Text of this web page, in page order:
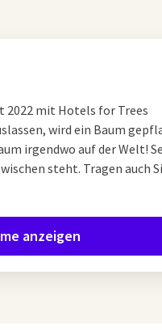
2022 mit Hotels for Trees
wird ein Baum
irgendwo auf der Welt!
steht. Tragen auch
anzeigen